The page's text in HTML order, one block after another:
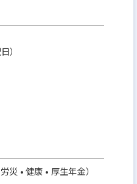
）
災 • 健康 • 厚生年金）